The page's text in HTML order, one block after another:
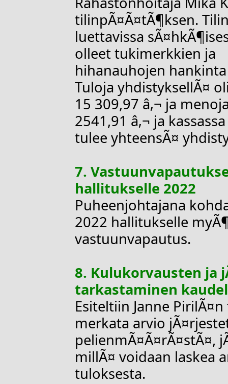
tilinpÃ¤Ã¤tÃ¶ksen.
luettavissa
olleet tukimerkkien ja
hihanauhojen
Tuloja yhdistyksellÃ¤
15 309,97 â‚¬ ja
2541,91 â‚¬ ja
tulee yhteensÃ¤
7.
hallitukselle 2022
Puheenjohtajana
2022 hallitukselle
vastuunvapautus.
8. Kulukorvausten ja
tarkastaminen
Esiteltiin Janne
merkata arvio
pelienmÃ¤Ã¤rÃ¤stÃ¤,
millÃ¤ voidaan laskea
tuloksesta.